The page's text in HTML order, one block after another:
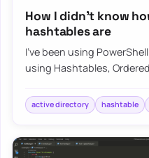
How I didn’t know
hashtables are
I’ve been using
using Hashtables,
active directory hashtable